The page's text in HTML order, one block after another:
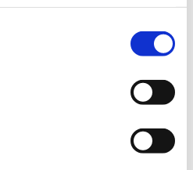
Lumea noastră orwelliană